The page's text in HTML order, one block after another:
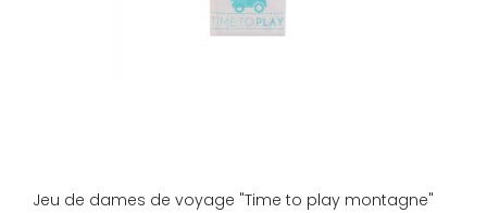
Jeu de dames de voyage "Time to play montagne"